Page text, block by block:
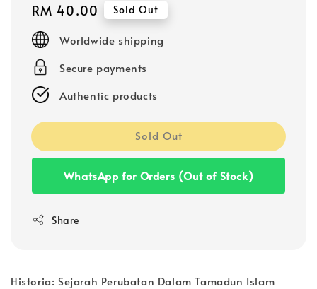
Regular
price
RM 40.00 Sold Out
Worldwide shipping
Secure payments
Authentic products
Sold Out
WhatsApp for Orders (Out of Stock)
Share
Historia: Sejarah Perubatan Dalam Tamadun Islam